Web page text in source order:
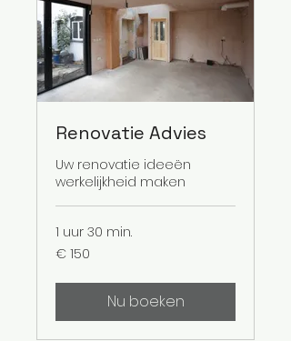
Renovatie Advies
Uw renovatie ideeën
werkelijkheid maken
1 uur 30 min.
150
euro
€ 150
Nu boeken